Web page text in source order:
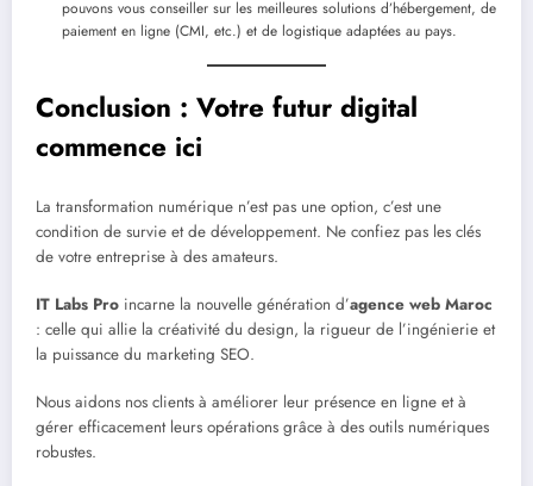
pouvons vous conseiller sur les meilleures solutions d’hébergement, de
paiement en ligne (CMI, etc.) et de logistique adaptées au pays.
Conclusion : Votre futur digital
commence ici
La transformation numérique n’est pas une option, c’est une
condition de survie et de développement. Ne confiez pas les clés
de votre entreprise à des amateurs.
IT Labs Pro incarne la nouvelle génération d’agence web Maroc
: celle qui allie la créativité du design, la rigueur de l’ingénierie et
la puissance du marketing SEO.
Nous aidons nos clients à améliorer leur présence en ligne et à
gérer efficacement leurs opérations grâce à des outils numériques
robustes.